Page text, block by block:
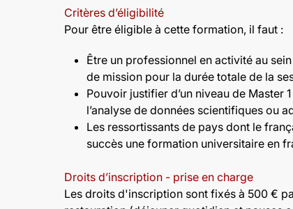
Critères d’éligibilité
Pour être éligible à cette formation, il faut :
Être un professionnel en activité au
de mission pour la durée totale de la
Pouvoir justifier d’un niveau de Master
l’analyse de données scientifiques ou
Les ressortissants de pays dont le
succès une formation universitaire en
Droits d’inscription - prise en charge
Les droits d'inscription sont fixés à 500 €